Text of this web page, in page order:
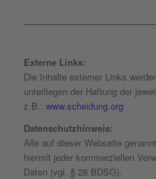
Externe Links:
Die Inhalte externer Links
unterliegen der Haftung der
z.B.: www.scheidung.org
Datenschutzhinweis:
Alle auf dieser Webseite
hiermit jeder kommerziellen
Daten (vgl. § 28 BDSG).